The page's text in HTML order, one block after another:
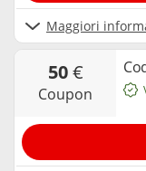
Maggiori
50€
coupon